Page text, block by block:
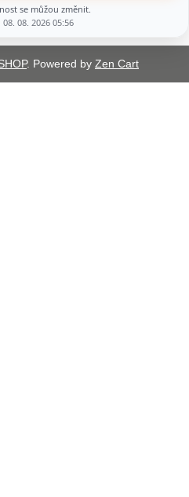
se můžou změnit.
08. 2026 05:56
. Powered by Zen Cart